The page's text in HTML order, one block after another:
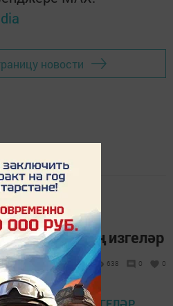
новости
теләкләр-иң изгеләр
2019 -
638 0 0